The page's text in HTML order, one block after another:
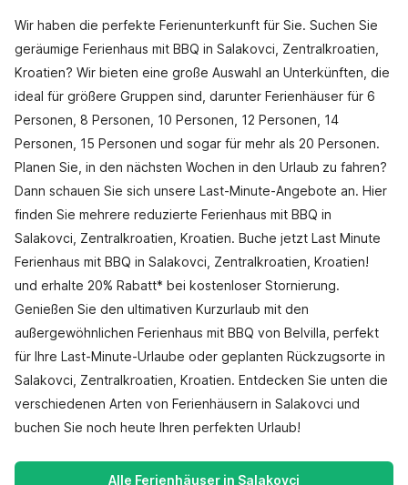
Wir haben die perfekte Ferienunterkunft für Sie. Suchen Sie
geräumige Ferienhaus mit BBQ in Salakovci, Zentralkroatien,
Kroatien? Wir bieten eine große Auswahl an Unterkünften, die
ideal für größere Gruppen sind, darunter Ferienhäuser für 6
Personen, 8 Personen, 10 Personen, 12 Personen, 14
Personen, 15 Personen und sogar für mehr als 20 Personen.
Planen Sie, in den nächsten Wochen in den Urlaub zu fahren?
Dann schauen Sie sich unsere Last-Minute-Angebote an. Hier
finden Sie mehrere reduzierte Ferienhaus mit BBQ in
Salakovci, Zentralkroatien, Kroatien. Buche jetzt Last Minute
Ferienhaus mit BBQ in Salakovci, Zentralkroatien, Kroatien!
und erhalte 20% Rabatt* bei kostenloser Stornierung.
Genießen Sie den ultimativen Kurzurlaub mit den
außergewöhnlichen Ferienhaus mit BBQ von Belvilla, perfekt
für Ihre Last-Minute-Urlaube oder geplanten Rückzugsorte in
Salakovci, Zentralkroatien, Kroatien. Entdecken Sie unten die
verschiedenen Arten von Ferienhäusern in Salakovci und
buchen Sie noch heute Ihren perfekten Urlaub!
Alle Ferienhäuser in Salakovci